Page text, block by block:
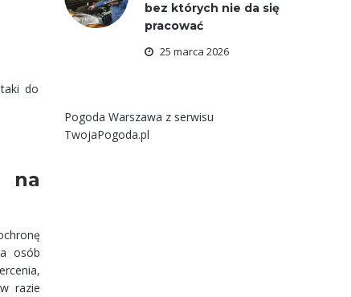
do
na
osób
razie
bez których nie da się
pracować
25 marca 2026
Pogoda Warszawa z serwisu
TwojaPogoda.pl